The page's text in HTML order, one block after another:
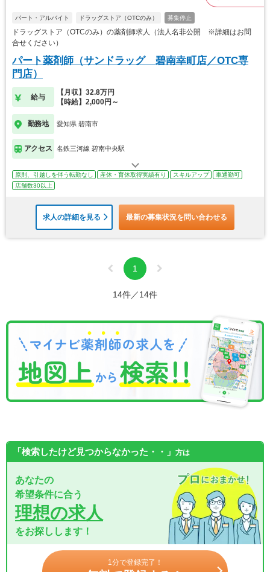
パート・アルバイト ドラッグストア（OTCのみ） 募集停止
ドラッグストア（OTCのみ）の薬剤師求人（法人名非公開 ※詳細はお問
合せください）
パート薬剤師（サンドラッグ 碧南幸町店／OTC専
門店）
給与
【月収】32.8万円
【時給】2,000円～
勤務地 愛知県 碧南市
アクセス 名鉄三河線 碧南中央駅
原則、引越しを伴う転勤なし 産休・育休取得実績有り スキルアップ
車通勤可
店舗数30以上
求人の詳細を見る 最新の募集状況を問い合わせる
1
14件／14件
「検索したけど見つからなかった・・」 方は
あなたの
希望条件に合う
理想の求人
をお探しします！
1分で登録完了！